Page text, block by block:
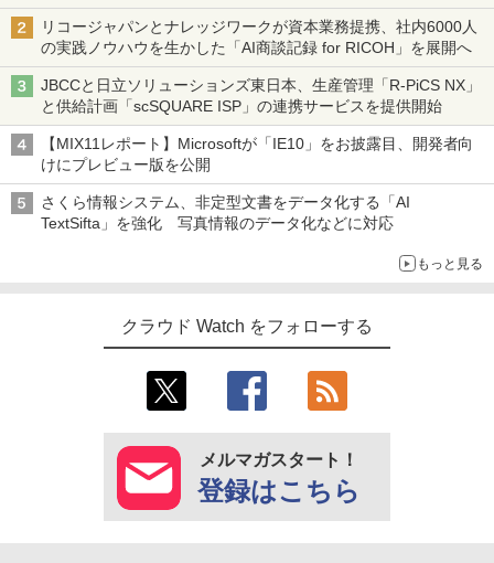
リコージャパンとナレッジワークが資本業務提携、社内6000人
の実践ノウハウを生かした「AI商談記録 for RICOH」を展開へ
JBCCと日立ソリューションズ東日本、生産管理「R-PiCS NX」
と供給計画「scSQUARE ISP」の連携サービスを提供開始
【MIX11レポート】Microsoftが「IE10」をお披露目、開発者向
けにプレビュー版を公開
さくら情報システム、非定型文書をデータ化する「AI
TextSifta」を強化 写真情報のデータ化などに対応
もっと見る
クラウド Watch をフォローする
メルマガスタート！
登録はこちら